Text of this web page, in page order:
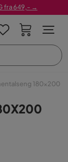
fra 649,- →
180x200